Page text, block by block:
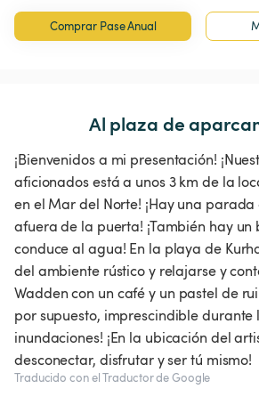
Comprar Pase Anual
Al plaza de
¡Bienvenidos a mi presentación!
aficionados está a unos 3 km de la
en el Mar del Norte! ¡Hay una
afuera de la puerta! ¡También hay
conduce al agua! En la playa de
del ambiente rústico y relajarse y
Wadden con un café y un pastel de
por supuesto, imprescindible durante
inundaciones! ¡En la ubicación del
desconectar, disfrutar y ser tú mismo!
Traducido con el Traductor de Google